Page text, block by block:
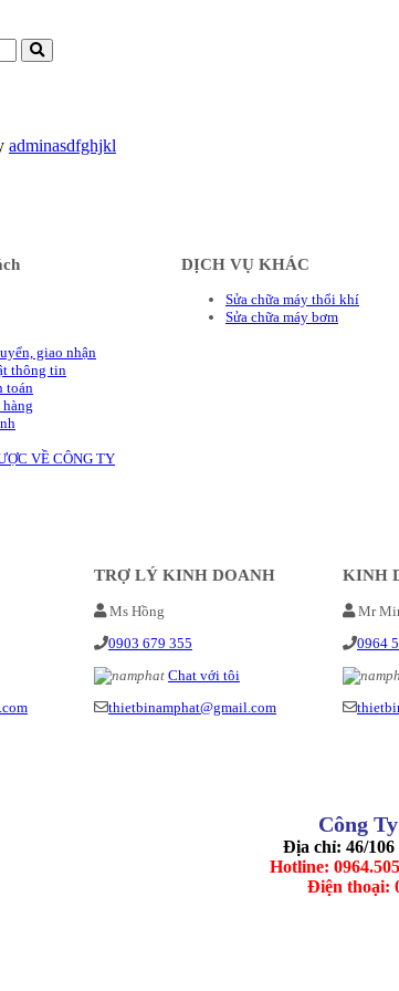
adminasdfghjkl
giao nhận
thông tin
toán
VỀ CÔNG TY
DỊCH VỤ KHÁC
Sửa chữa máy thổi khí
Sửa chữa máy bơm
TRỢ LÝ KINH DOANH
Ms Hồng
0903 679 355
Chat với tôi
thietbinamphat@gmail.com
KINH
Mr
0964
Công
Địa chỉ: 46/
Hotline:
Điện thoại: